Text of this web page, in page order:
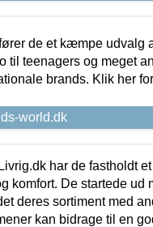
de et kæmpe udvalg
til teenagers og meget
brands. Klik her
world.dk
har de fastholdt
komfort. De startede ud
deres sortiment med
kan bidrage til en